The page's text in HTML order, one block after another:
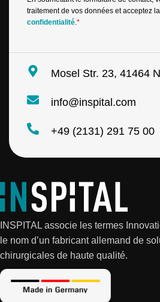
N
a
*
traitement de vos données et acceptez la
confidentialité.*
Mosel Str. 23, 41464
info@inspital.com
+49 (2131) 291 75 00
INSPITAL associe les termes
le nom d’un fabricant allemand de
chirurgicales de haute qualité.